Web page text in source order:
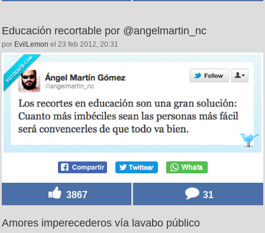
Educación recortable por @angelmartin_nc
por EvilLemon el 23 feb 2012, 20:31
3867 31
Amores imperecederos vía lavabo público